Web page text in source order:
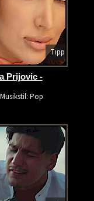
Tipp
Prijovic -
Pop